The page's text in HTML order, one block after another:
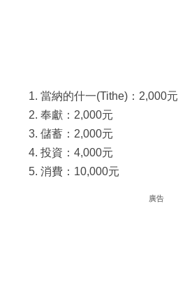
當納的什一(Tithe)：2,000元
奉獻：2,000元
儲蓄：2,000元
投資：4,000元
消費：10,000元
廣告